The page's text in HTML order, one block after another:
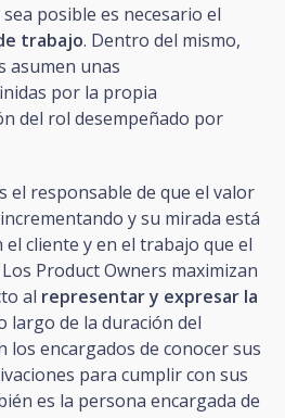
posible es necesario el
trabajo. Dentro del mismo,
asumen unas
por la propia
del rol desempeñado por
el responsable de que el valor
y su mirada está
cliente y en el trabajo que el
Product Owners maximizan
al representar y expresar la
largo de la duración del
los encargados de conocer sus
para cumplir con sus
es la persona encargada de